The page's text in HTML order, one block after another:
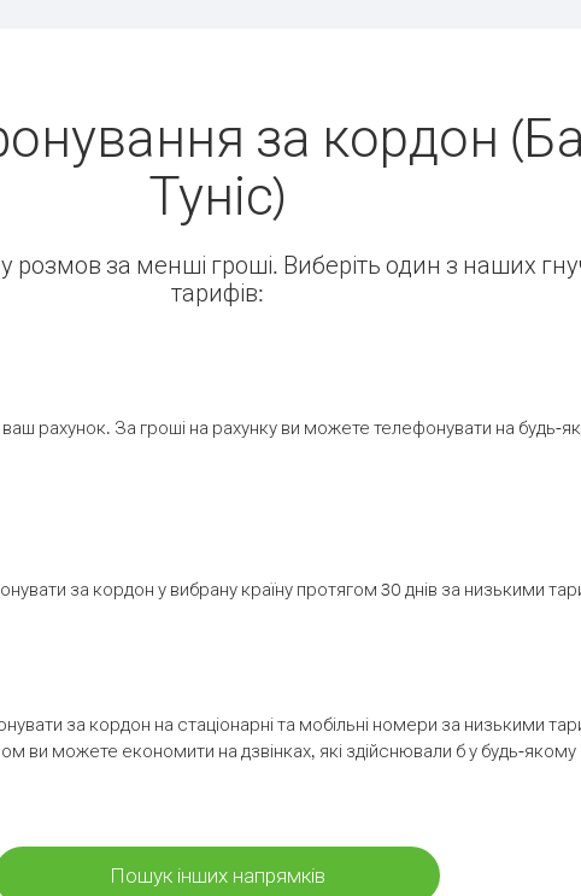
за кордон
Туніс)
розмов за менші гроші. Виберіть один з наших
тарифів:
рахунок. За гроші на рахунку ви можете телефонувати на будь-
за кордон у вибрану країну протягом 30 днів за низькими
за кордон на стаціонарні та мобільні номери за низькими
ви можете економити на дзвінках, які здійснювали б у будь-якому
Пошук інших напрямків